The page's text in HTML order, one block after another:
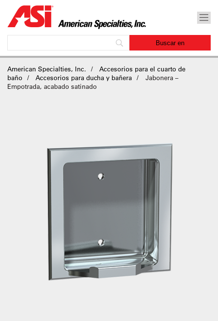
American Specialties, Inc.
Accesorios para el cuarto de
baño
Accesorios para ducha y bañera
Jabonera –
Empotrada, acabado satinado